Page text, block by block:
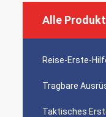
Alle
Reise-Erste-
Tragbare
Taktisches